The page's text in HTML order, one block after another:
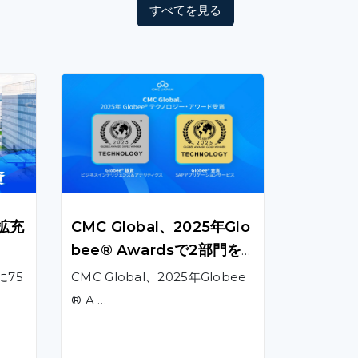
すべてを見る
充
75
CMC Global、2025年Glo
bee® Awardsで2部門を
受賞
CMC Global、2025年Globee
® A …